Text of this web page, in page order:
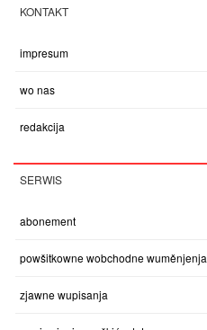
KONTAKT
impresum
wo nas
redakcija
SERWIS
abonement
powšitkowne wobchodne wuměnjenja
zjawne wupisanja